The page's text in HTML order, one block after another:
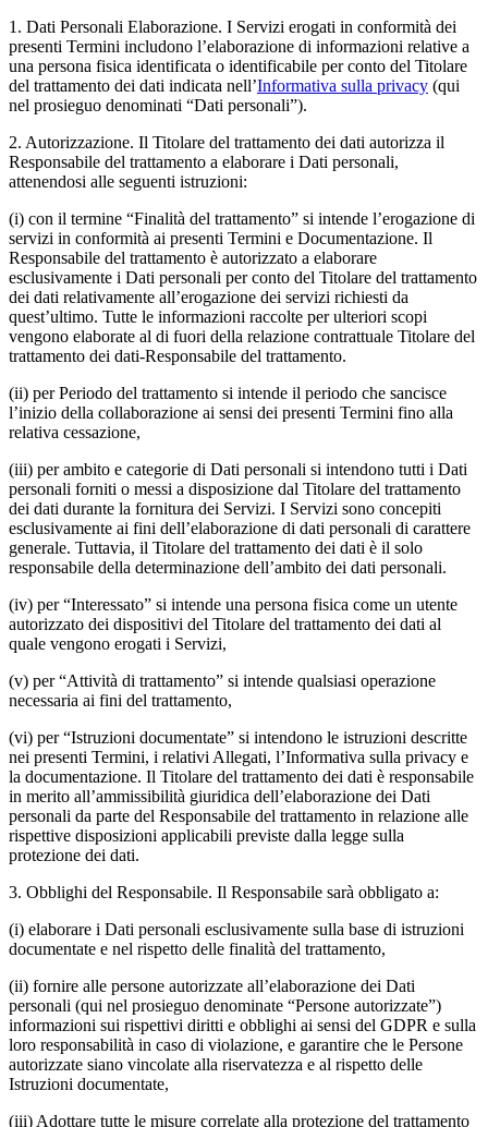
1. Dati Personali Elaborazione. I Servizi erogati in conformità dei
presenti Termini includono l’elaborazione di informazioni relative a
una persona fisica identificata o identificabile per conto del Titolare
del trattamento dei dati indicata nell’Informativa sulla privacy (qui
nel prosieguo denominati “Dati personali”).
2. Autorizzazione. Il Titolare del trattamento dei dati autorizza il
Responsabile del trattamento a elaborare i Dati personali,
attenendosi alle seguenti istruzioni:
(i) con il termine “Finalità del trattamento” si intende l’erogazione di
servizi in conformità ai presenti Termini e Documentazione. Il
Responsabile del trattamento è autorizzato a elaborare
esclusivamente i Dati personali per conto del Titolare del trattamento
dei dati relativamente all’erogazione dei servizi richiesti da
quest’ultimo. Tutte le informazioni raccolte per ulteriori scopi
vengono elaborate al di fuori della relazione contrattuale Titolare del
trattamento dei dati-Responsabile del trattamento.
(ii) per Periodo del trattamento si intende il periodo che sancisce
l’inizio della collaborazione ai sensi dei presenti Termini fino alla
relativa cessazione,
(iii) per ambito e categorie di Dati personali si intendono tutti i Dati
personali forniti o messi a disposizione dal Titolare del trattamento
dei dati durante la fornitura dei Servizi. I Servizi sono concepiti
esclusivamente ai fini dell’elaborazione di dati personali di carattere
generale. Tuttavia, il Titolare del trattamento dei dati è il solo
responsabile della determinazione dell’ambito dei dati personali.
(iv) per “Interessato” si intende una persona fisica come un utente
autorizzato dei dispositivi del Titolare del trattamento dei dati al
quale vengono erogati i Servizi,
(v) per “Attività di trattamento” si intende qualsiasi operazione
necessaria ai fini del trattamento,
(vi) per “Istruzioni documentate” si intendono le istruzioni descritte
nei presenti Termini, i relativi Allegati, l’Informativa sulla privacy e
la documentazione. Il Titolare del trattamento dei dati è responsabile
in merito all’ammissibilità giuridica dell’elaborazione dei Dati
personali da parte del Responsabile del trattamento in relazione alle
rispettive disposizioni applicabili previste dalla legge sulla
protezione dei dati.
3. Obblighi del Responsabile. Il Responsabile sarà obbligato a:
(i) elaborare i Dati personali esclusivamente sulla base di istruzioni
documentate e nel rispetto delle finalità del trattamento,
(ii) fornire alle persone autorizzate all’elaborazione dei Dati
personali (qui nel prosieguo denominate “Persone autorizzate”)
informazioni sui rispettivi diritti e obblighi ai sensi del GDPR e sulla
loro responsabilità in caso di violazione, e garantire che le Persone
autorizzate siano vincolate alla riservatezza e al rispetto delle
Istruzioni documentate,
(iii) Adottare tutte le misure correlate alla protezione del trattamento